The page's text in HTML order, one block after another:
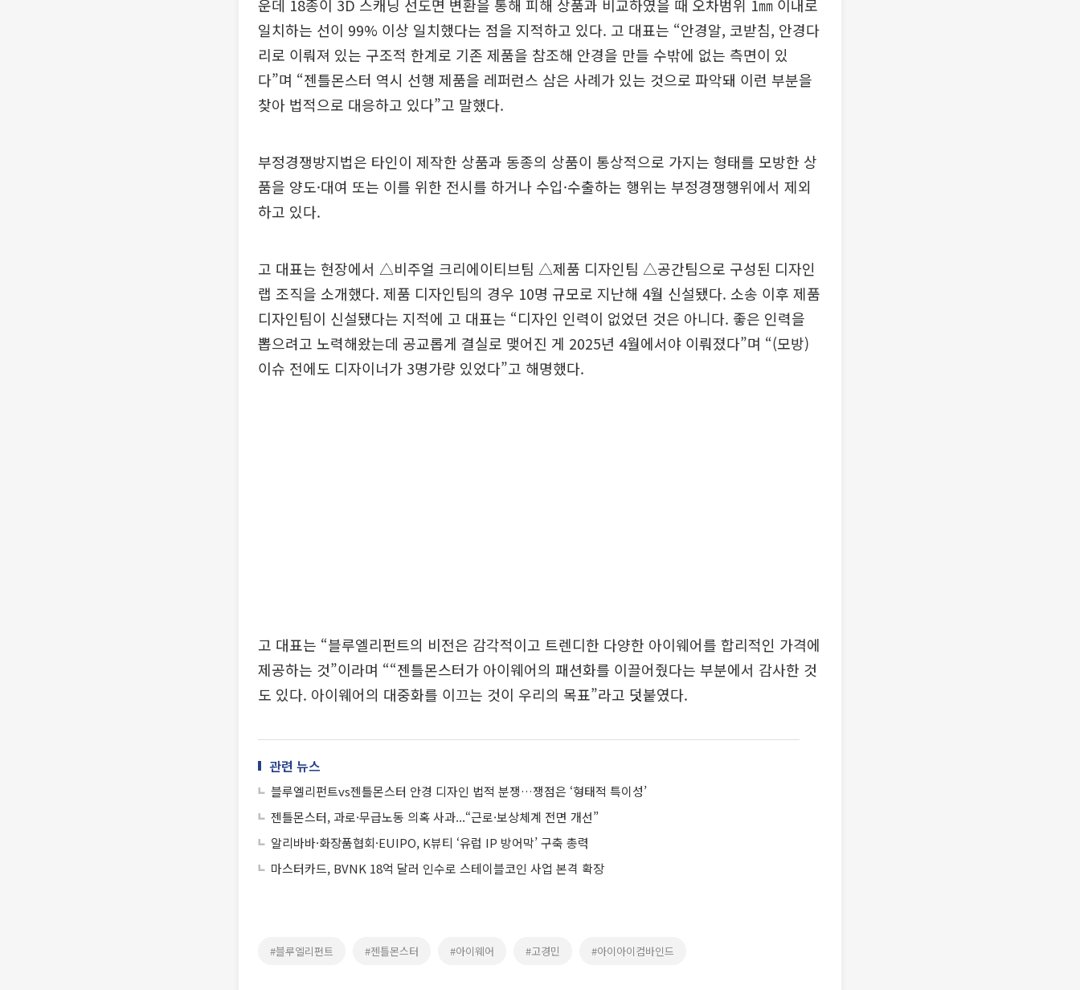
운데 18종이 3D 스캐닝 선도면 변환을 통해 피해 상품과 비교하였을 때 오차범위 1㎜ 이내로
일치하는 선이 99% 이상 일치했다는 점을 지적하고 있다. 고 대표는 “안경알, 코받침, 안경다
리로 이뤄져 있는 구조적 한계로 기존 제품을 참조해 안경을 만들 수밖에 없는 측면이 있
다”며 “젠틀몬스터 역시 선행 제품을 레퍼런스 삼은 사례가 있는 것으로 파악돼 이런 부분을
찾아 법적으로 대응하고 있다”고 말했다.
부정경쟁방지법은 타인이 제작한 상품과 동종의 상품이 통상적으로 가지는 형태를 모방한 상
품을 양도·대여 또는 이를 위한 전시를 하거나 수입·수출하는 행위는 부정경쟁행위에서 제외
하고 있다.
고 대표는 현장에서 △비주얼 크리에이티브팀 △제품 디자인팀 △공간팀으로 구성된 디자인
랩 조직을 소개했다. 제품 디자인팀의 경우 10명 규모로 지난해 4월 신설됐다. 소송 이후 제품
디자인팀이 신설됐다는 지적에 고 대표는 “디자인 인력이 없었던 것은 아니다. 좋은 인력을
뽑으려고 노력해왔는데 공교롭게 결실로 맺어진 게 2025년 4월에서야 이뤄졌다”며 “(모방)
이슈 전에도 디자이너가 3명가량 있었다”고 해명했다.
고 대표는 “블루엘리펀트의 비전은 감각적이고 트렌디한 다양한 아이웨어를 합리적인 가격에
제공하는 것”이라며 ““젠틀몬스터가 아이웨어의 패션화를 이끌어줬다는 부분에서 감사한 것
도 있다. 아이웨어의 대중화를 이끄는 것이 우리의 목표”라고 덧붙였다.
관련 뉴스
블루엘리펀트vs젠틀몬스터 안경 디자인 법적 분쟁…쟁점은 ‘형태적 특이성’
젠틀몬스터, 과로·무급노동 의혹 사과...“근로·보상체계 전면 개선”
알리바바·화장품협회·EUIPO, K뷰티 ‘유럽 IP 방어막’ 구축 총력
마스터카드, BVNK 18억 달러 인수로 스테이블코인 사업 본격 확장
#블루엘리펀트 #젠틀몬스터 #아이웨어 #고경민 #아이아이컴바인드